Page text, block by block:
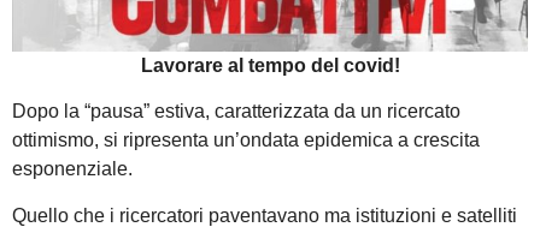
Lavorare al tempo del covid!
Dopo la “pausa” estiva, caratterizzata da un ricercato
ottimismo, si ripresenta un’ondata epidemica a crescita
esponenziale.
Quello che i ricercatori paventavano ma istituzioni e satelliti